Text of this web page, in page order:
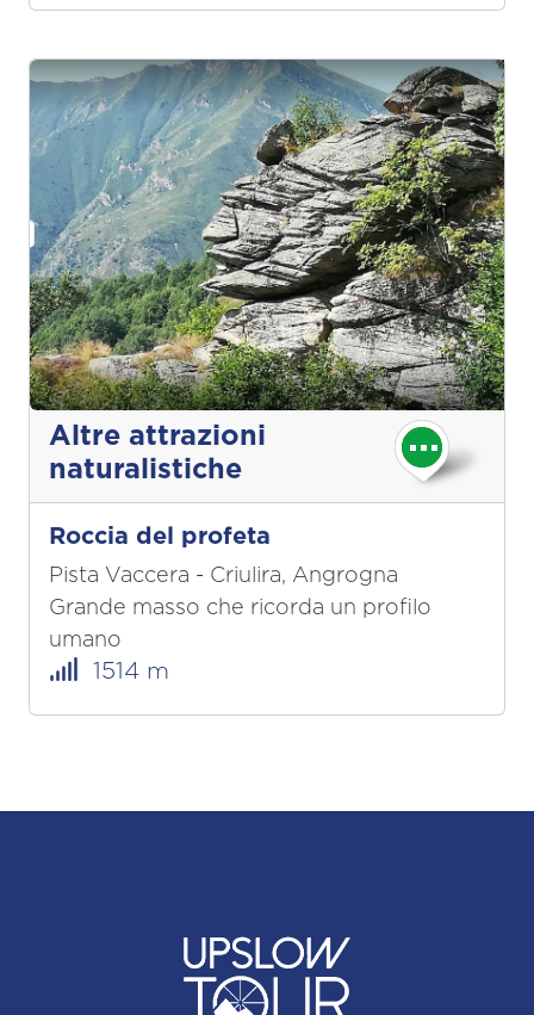
Altre attrazioni
naturalistiche
Roccia del profeta
Pista Vaccera - Criulira, Angrogna
Grande masso che ricorda un profilo
umano
1514 m